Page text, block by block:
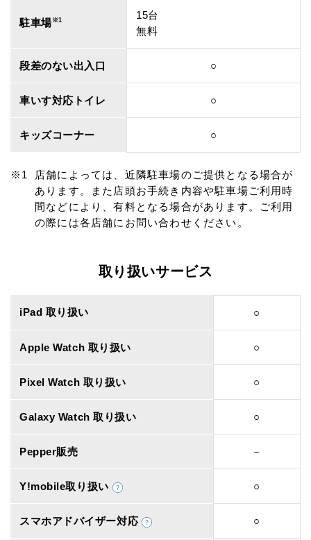
駐車場※1
15台
無料
段差のない出入口 ○
車いす対応トイレ ○
キッズコーナー ○
店舗によっては、近隣駐車場のご提供となる場合が
あります。また店頭お手続き内容や駐車場ご利用時
間などにより、有料となる場合があります。ご利用
の際には各店舗にお問い合わせください。
取り扱いサービス
iPad 取り扱い ○
Apple Watch 取り扱い ○
Pixel Watch 取り扱い ○
Galaxy Watch 取り扱い ○
Pepper販売 －
Y!mobile取り扱い ○
スマホアドバイザー対応 ○